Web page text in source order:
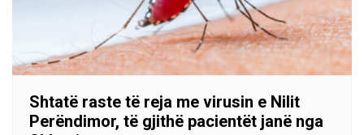
Shtatë raste të reja me virusin e Nilit
Perëndimor, të gjithë pacientët janë nga